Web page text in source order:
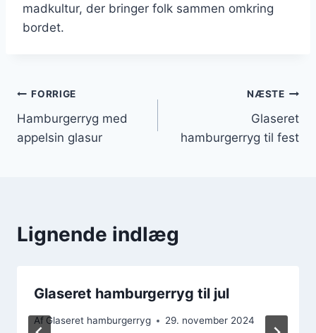
madkultur, der bringer folk sammen omkring
bordet.
Indlægsnavigation
FORRIGE
Hamburgerryg med
appelsin glasur
NÆSTE
Glaseret
hamburgerryg til fest
Lignende indlæg
Glaseret hamburgerryg til jul
Af Glaseret hamburgerryg 29. november 2024